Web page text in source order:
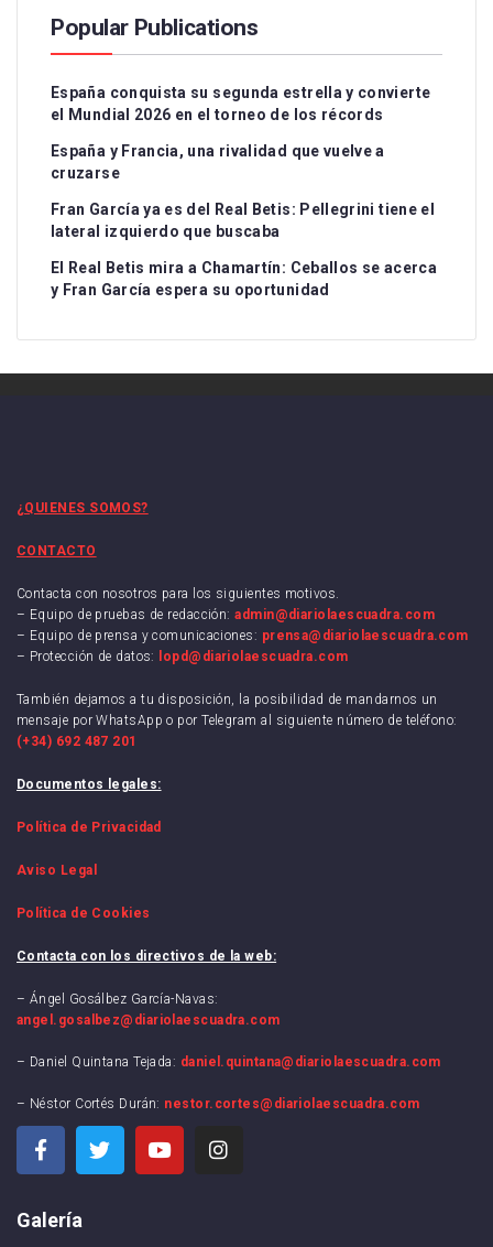
Popular Publications
España conquista su segunda estrella y convierte
el Mundial 2026 en el torneo de los récords
España y Francia, una rivalidad que vuelve a
cruzarse
Fran García ya es del Real Betis: Pellegrini tiene el
lateral izquierdo que buscaba
El Real Betis mira a Chamartín: Ceballos se acerca
y Fran García espera su oportunidad
¿QUIENES SOMOS?
CONTACTO
Contacta con nosotros para los siguientes motivos.
– Equipo de pruebas de redacción:admin@diariolaescuadra.com
– Equipo de prensa y comunicaciones: prensa@diariolaescuadra.com
– Protección de datos:
lopd@diariolaescuadra.com
También dejamos a tu disposición, la posibilidad de mandarnos un
mensaje por WhatsApp o por Telegram al siguiente número de teléfono:
(+34) 692 487 201
Documentos legales:
Política de Privacidad
Aviso Legal
Política de Cookies
Contacta con los directivos de la web:
– Ángel Gosálbez García-Navas:
angel.gosalbez@diariolaescuadra.com
– Daniel Quintana Tejada: daniel.quintana@diariolaescuadra.com
– Néstor Cortés Durán: nestor.cortes@diariolaescuadra.com
Galería